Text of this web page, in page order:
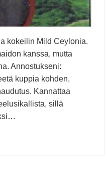
kokeilin Mild Ceylonia.
kanssa, mutta
Annostukseni:
kuppia kohden,
Kannattaa
sillä